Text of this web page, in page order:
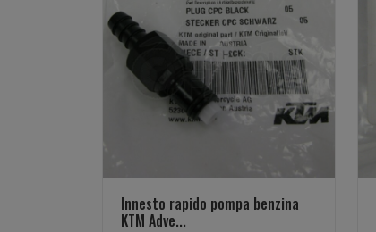
Innesto rapido pompa benzina
KTM Adve...